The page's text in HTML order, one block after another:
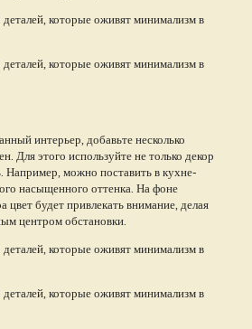
интерьер, добавьте несколько
Для этого используйте не только декор
Например, можно поставить в кухне-
насыщенного оттенка. На фоне
цвет будет привлекать внимание, делая
центром обстановки.